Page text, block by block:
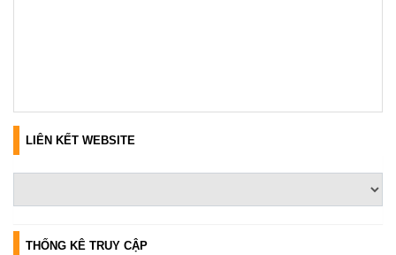
LIÊN KẾT WEBSITE
THỐNG KÊ TRUY CẬP